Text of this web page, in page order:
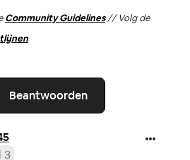
Community Guidelines// Volg de
Beantwoorden
3